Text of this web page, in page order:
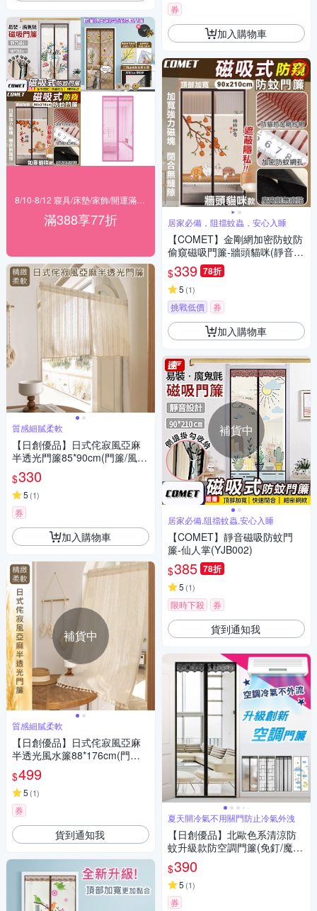
滿388享77折
質感細膩柔軟
【日創優品】日式侘寂風亞麻
半透光門簾85*90cm(門簾/風水
簾/窗簾/窗紗/隔斷簾/咖啡簾/短
門簾)
$330
5 (1)
券
加入購物車
補貨中
質感細膩柔軟
【日創優品】日式侘寂風亞麻
半透光風水簾88*176cm(門簾/
風水簾/窗簾/窗紗/隔斷簾/咖啡
簾/長門簾)
$499
5 (1)
券
貨到通知我
券
加入購物車
居家必備，阻擋蚊蟲，安心入睡
【COMET】金剛網加密防蚊防
偷窺磁吸門簾-牆頭貓咪(靜音門
簾 免打孔門簾 防蚊門簾 磁釦門
簾 磁吸門簾/YJB008)
$339 78折
5 (1)
挑戰低價 券
加入購物車
補貨中
居家必備,阻擋蚊蟲,安心入睡
【COMET】靜音磁吸防蚊門
簾-仙人掌(YJB002)
$385 78折
5 (1)
限時下殺 券
貨到通知我
夏天開冷氣不用關門防止冷氣外洩
【日創優品】北歐色系清涼防
蚊升級款防空調門簾(免釘/魔術
貼/防空調新款門簾/防蚊蟲/冷氣
不外漏門簾)
$390
5 (1)
券